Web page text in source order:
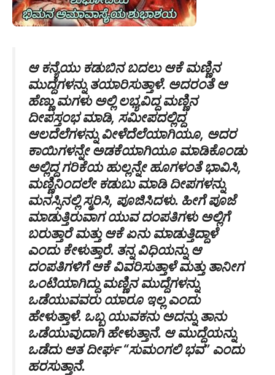
ಆ ಕನ್ಯೆಯು ಕಡುಬಿನ ಬದಲು ಆಕೆ ಮಣ್ಣಿನ
ಮುದ್ದೆಗಳನ್ನು ತಯಾರಿಸುತ್ತಾಳೆ. ಅದರಂತೆ ಆ
ಹೆಣ್ಣು ಮಗಳು ಅಲ್ಲಿ ಲಭ್ಯವಿದ್ದ ಮಣ್ಣಿನ
ದೀಪಸ್ತಂಭ ಮಾಡಿ, ಸಮೀಪದಲ್ಲಿದ್ದ
ಆಲದೆಲೆಗಳನ್ನು ವೀಳೆದೆಲೆಯಾಗಿಯೂ, ಅದರ
ಕಾಯಿಗಳನ್ನೇ ಅಡಕೆಯಾಗಿಯೂ ಮಾಡಿಕೊಂಡು
ಅಲ್ಲಿದ್ದ ಗರಿಕೆಯ ಹುಲ್ಲನ್ನೇ ಹೂಗಳಂತೆ ಭಾವಿಸಿ,
ಮಣ್ಣಿನಿಂದಲೇ ಕಡುಬು ಮಾಡಿ ದೀಪಗಳನ್ನು
ಮನಸ್ಸಿನಲ್ಲಿ ಸ್ಮರಿಸಿ, ಪೂಜಿಸಿದಳು. ಹೀಗೆ ಪೂಜೆ
ಮಾಡುತ್ತಿರುವಾಗ ಯುವ ದಂಪತಿಗಳು ಅಲ್ಲಿಗೆ
ಬರುತ್ತಾರೆ ಮತ್ತು ಆಕೆ ಏನು ಮಾಡುತ್ತಿದ್ದಾಳೆ
ಎಂದು ಕೇಳುತ್ತಾರೆ. ತನ್ನ ವಿಧಿಯನ್ನು ಆ
ದಂಪತಿಗಳಿಗೆ ಆಕೆ ವಿವರಿಸುತ್ತಾಳೆ ಮತ್ತು ತಾನೀಗ
ಒಂಟಿಯಾಗಿದ್ದು ಮಣ್ಣಿನ ಮುದ್ದೆಗಳನ್ನು
ಒಡೆಯುವವರು ಯಾರೂ ಇಲ್ಲ ಎಂದು
ಹೇಳುತ್ತಾಳೆ. ಒಬ್ಬ ಯುವಕನು ಅದನ್ನು ತಾನು
ಒಡೆಯುವುದಾಗಿ ಹೇಳುತ್ತಾನೆ. ಆ ಮುದ್ದೆಯನ್ನು
ಒಡೆದು ಆತ ದೀರ್ಘ “ಸುಮಂಗಲಿ ಭವ” ಎಂದು
ಹರಸುತ್ತಾನೆ.